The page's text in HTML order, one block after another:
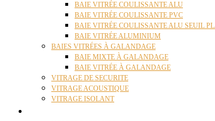
BAIE VITRÉE COULISSANTE ALU
BAIE VITRÉE COULISSANTE PVC
BAIE VITRÉE COULISSANTE ALU SEUIL
BAIE VITRÉE ALUMINIUM
BAIES VITRÉES À GALANDAGE
BAIE MIXTE À GALANDAGE
BAIE VITRÉE À GALANDAGE
VITRAGE DE SECURITE
VITRAGE ACOUSTIQUE
VITRAGE ISOLANT